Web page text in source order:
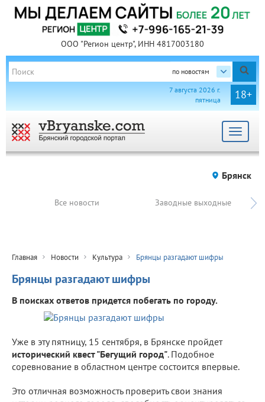
ООО "Регион центр", ИНН 4817003180
по новостям
18+
7 августа 2026 г.
пятница
Toggle
Брянск
Все новости Заводные выходные
Главная Новости Культура Брянцы разгадают шифры
Брянцы разгадают шифры
В поисках ответов придется побегать по городу.
Уже в эту пятницу, 15 сентября, в Брянске пройдет
исторический квест "Бегущий город". Подобное
соревнование в областном центре состоится впервые.
Это отличная возможность проверить свои знания